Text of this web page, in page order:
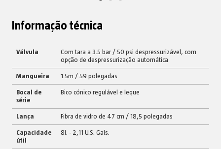
Informação técnica
Válvula
Com tara a 3.5 bar / 50 psi despressurizável, com
opção de despressurização automática
Mangueira 1.5m / 59 polegadas
Bocal de
série
Bico cónico regulável e leque
Lança Fibra de vidro de 47 cm / 18,5 polegadas
Capacidade
útil
8l. - 2,11 U.S. Gals.